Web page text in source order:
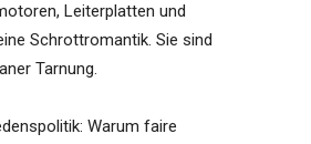
Leiterplatten und
Schrottromantik. Sie sind
Tarnung.
Warum faire